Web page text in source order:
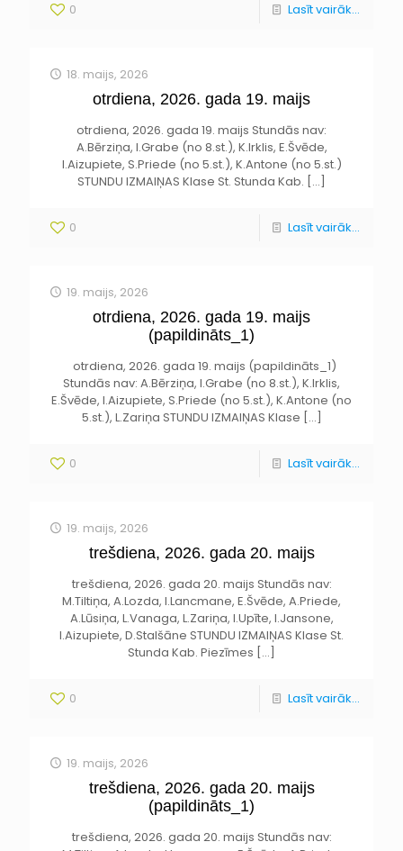
0 Lasīt vairāk...
18. maijs, 2026
otrdiena, 2026. gada 19. maijs
otrdiena, 2026. gada 19. maijs Stundās nav:
A.Bērziņa, I.Grabe (no 8.st.), K.Irklis, E.Švēde,
I.Aizupiete, S.Priede (no 5.st.), K.Antone (no 5.st.)
STUNDU IZMAIŅAS Klase St. Stunda Kab. […]
0 Lasīt vairāk...
19. maijs, 2026
otrdiena, 2026. gada 19. maijs
(papildināts_1)
otrdiena, 2026. gada 19. maijs (papildināts_1)
Stundās nav: A.Bērziņa, I.Grabe (no 8.st.), K.Irklis,
E.Švēde, I.Aizupiete, S.Priede (no 5.st.), K.Antone (no
5.st.), L.Zariņa STUNDU IZMAIŅAS Klase […]
0 Lasīt vairāk...
19. maijs, 2026
trešdiena, 2026. gada 20. maijs
trešdiena, 2026. gada 20. maijs Stundās nav:
M.Tiltiņa, A.Lozda, I.Lancmane, E.Švēde, A.Priede,
A.Lūsiņa, L.Vanaga, L.Zariņa, I.Upīte, I.Jansone,
I.Aizupiete, D.Stalšāne STUNDU IZMAIŅAS Klase St.
Stunda Kab. Piezīmes […]
0 Lasīt vairāk...
19. maijs, 2026
trešdiena, 2026. gada 20. maijs
(papildināts_1)
trešdiena, 2026. gada 20. maijs Stundās nav: